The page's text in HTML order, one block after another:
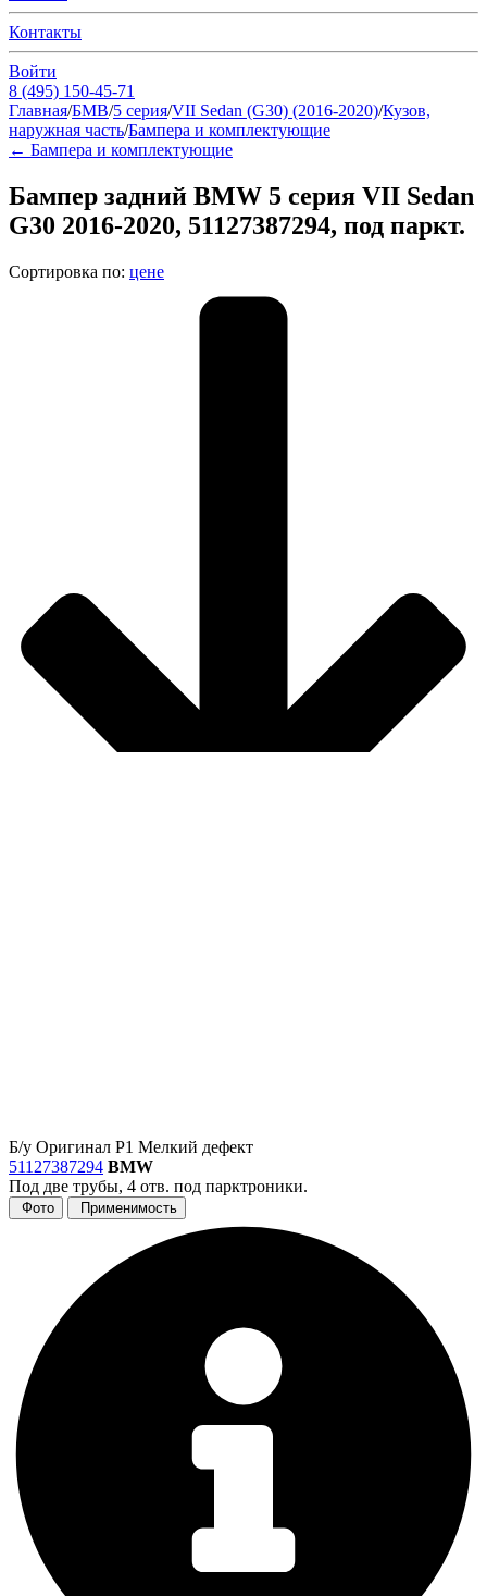
Контакты
Войти
8 (495) 150-45-71
Главная/БМВ/5 серия/VII Sedan (G30) (2016-2020)/Кузов,
наружная часть/Бампера и комплектующие
← Бампера и комплектующие
Бампер задний BMW 5 серия VII Sedan
G30 2016-2020, 51127387294, под паркт.
Сортировка по: цене
Б/у Оригинал Р1 Мелкий дефект
51127387294 BMW
Под две трубы, 4 отв. под парктроники.
Фото Применимость